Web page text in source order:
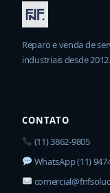
Reparo e venda de
industriais desde 2012.
CONTATO
(11) 3862-9805
WhatsApp (11)